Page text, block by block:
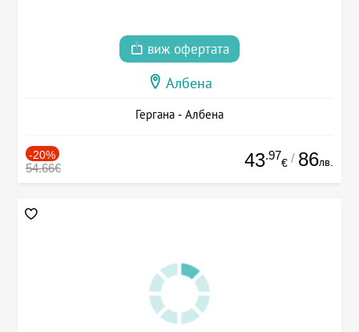
виж офертата
Албена
Гергана - Албена
-20%
54.66€ 43.97
€ / 86лв.